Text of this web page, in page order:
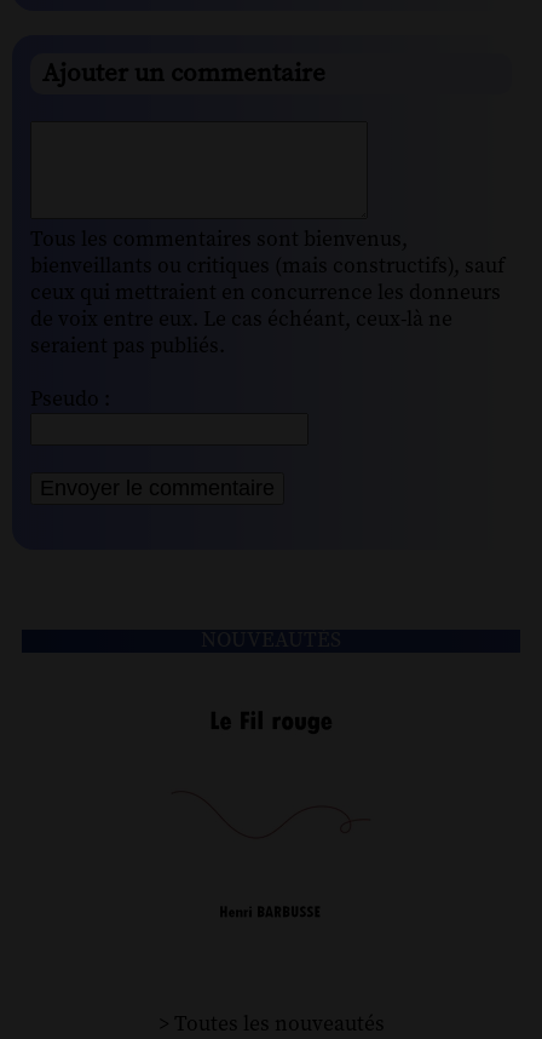
Ajouter un commentaire
Tous les commentaires sont bienvenus,
bienveillants ou critiques (mais constructifs), sauf
ceux qui mettraient en concurrence les donneurs
de voix entre eux. Le cas échéant, ceux-là ne
seraient pas publiés.
Pseudo :
> Toutes les nouveautés